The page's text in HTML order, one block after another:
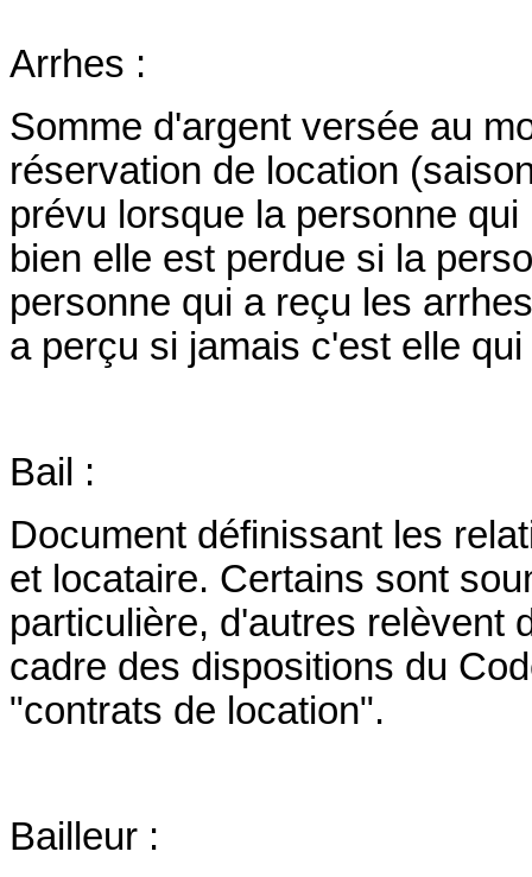
Arrhes :
Somme d'argent versée au
réservation de location
prévu lorsque la personne
bien elle est perdue si la
personne qui a reçu les
a perçu si jamais c'est elle
Bail :
Document définissant les
et locataire. Certains sont
particulière, d'autres relèvent
cadre des dispositions du
"contrats de location".
Bailleur :